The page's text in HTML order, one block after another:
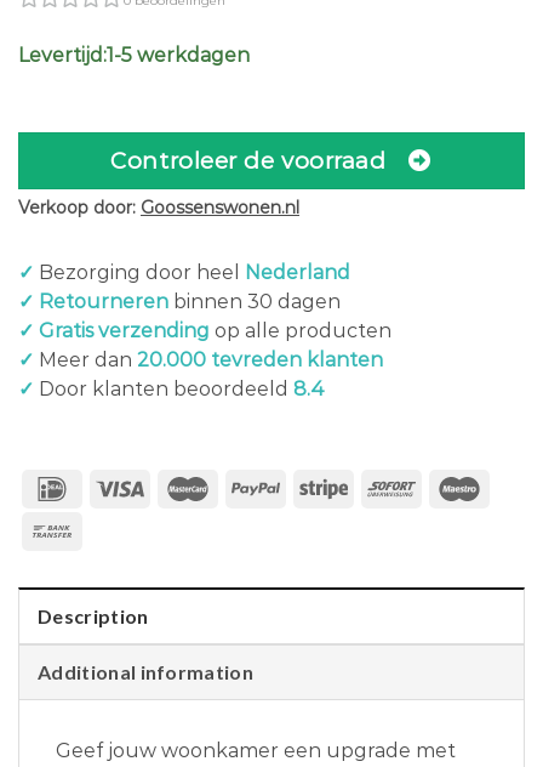
Levertijd:1-5 werkdagen
Controleer de voorraad
Verkoop door: Goossenswonen.nl
✓ Bezorging door heel
Nederland
✓ Retourneren binnen 30 dagen
✓ Gratis verzending op alle producten
✓ Meer dan 20.000 tevreden klanten
✓ Door klanten beoordeeld 8.4
Description
Additional information
Geef jouw woonkamer een upgrade met